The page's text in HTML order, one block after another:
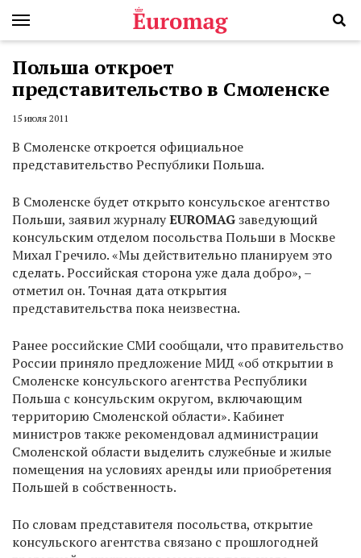
Польша откроет
представительство в Смоленске
15 июля 2011
В Смоленске откроется официальное
представительство Республики Польша.
В Смоленске будет открыто консульское агентство
Польши, заявил журналуEUROMAGзаведующий
консульским отделом посольства Польши в Москве
Михал Гречило. «Мы действительно планируем это
сделать. Российская сторона уже дала добро», –
отметил он. Точная дата открытия
представительства пока неизвестна.
Ранее российские СМИ сообщали, что правительство
России приняло предложение МИД «об открытии в
Смоленске консульского агентства Республики
Польша с консульским округом, включающим
территорию Смоленской области». Кабинет
министров также рекомендовал администрации
Смоленской области выделить служебные и жилые
помещения на условиях аренды или приобретения
Польшей в собственность.
По словам представителя посольства, открытие
консульского агентства связано с прошлогодней